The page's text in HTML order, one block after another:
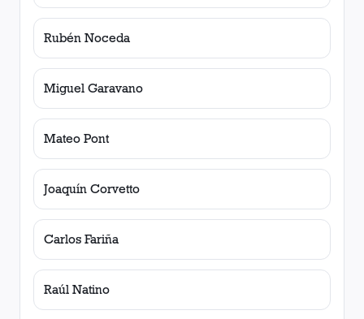
Rubén Noceda
Miguel Garavano
Mateo Pont
Joaquín Corvetto
Carlos Fariña
Raúl Natino